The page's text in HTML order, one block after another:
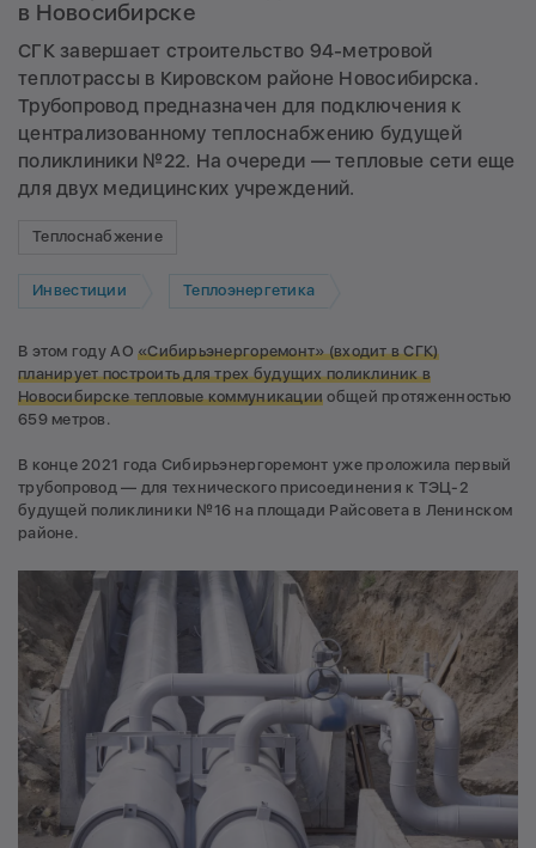
в Новосибирске
СГК завершает строительство 94-метровой
теплотрассы в Кировском районе Новосибирска.
Трубопровод предназначен для подключения к
централизованному теплоснабжению будущей
поликлиники №22. На очереди — тепловые сети еще
для двух медицинских учреждений.
Теплоснабжение
Инвестиции Теплоэнергетика
В этом году АО«Сибирьэнергоремонт» (входит в СГК)
планирует построить для трех будущих поликлиник в
Новосибирске тепловые коммуникации общей протяженностью
659 метров.
В конце 2021 года Сибирьэнергоремонт уже проложила первый
трубопровод — для технического присоединения к ТЭЦ-2
будущей поликлиники №16 на площади Райсовета в Ленинском
районе.